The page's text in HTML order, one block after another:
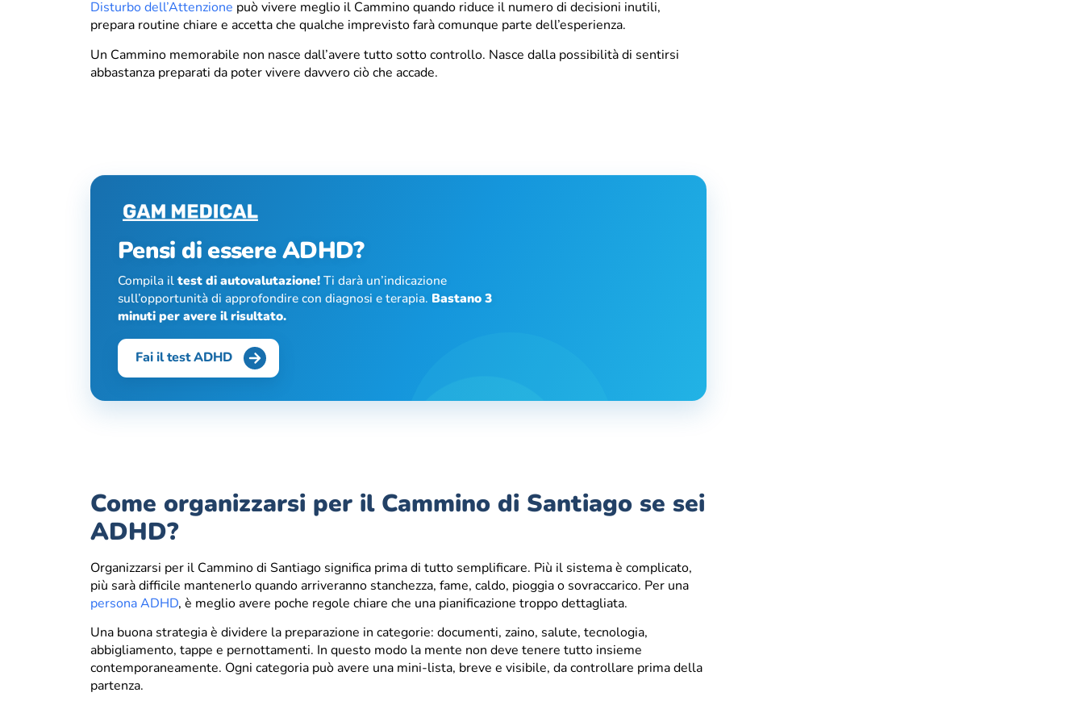
Disturbo dell’Attenzione può vivere meglio il Cammino quando riduce il numero di decisioni inutili,
prepara routine chiare e accetta che qualche imprevisto farà comunque parte dell’esperienza.
Un Cammino memorabile non nasce dall’avere tutto sotto controllo. Nasce dalla possibilità di sentirsi
abbastanza preparati da poter vivere davvero ciò che accade.
Pensi di essere ADHD?
Compila iltest di autovalutazione!Ti darà un’indicazione
sull’opportunità di approfondire con diagnosi e terapia. Bastano 3
minuti per avere il risultato.
Fai il test ADHD
Come organizzarsi per il Cammino di Santiago se sei
ADHD?
Organizzarsi per il Cammino di Santiago significa prima di tutto semplificare. Più il sistema è complicato,
più sarà difficile mantenerlo quando arriveranno stanchezza, fame, caldo, pioggia o sovraccarico. Per una
persona ADHD, è meglio avere poche regole chiare che una pianificazione troppo dettagliata.
Una buona strategia è dividere la preparazione in categorie: documenti, zaino, salute, tecnologia,
abbigliamento, tappe e pernottamenti. In questo modo la mente non deve tenere tutto insieme
contemporaneamente. Ogni categoria può avere una mini-lista, breve e visibile, da controllare prima della
partenza.